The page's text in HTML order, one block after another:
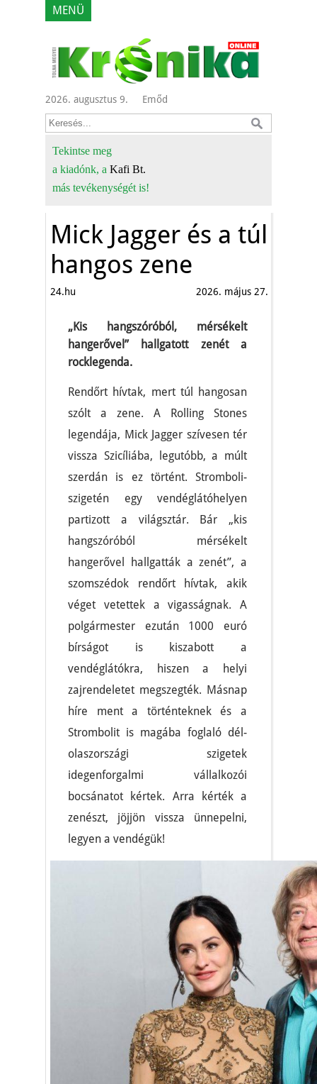
MENÜ
2026. augusztus 9. Emőd
Tekintse meg
a kiadónk, a Kafi Bt.
más tevékenységét is!
Mick Jagger és a túl
hangos zene
24.hu 2026. május 27.
„Kis hangszóróból, mérsékelt
hangerővel” hallgatott zenét a
rocklegenda.
Rendőrt hívtak, mert túl hangosan
szólt a zene. A Rolling Stones
legendája, Mick Jagger szívesen tér
vissza Szicíliába, legutóbb, a múlt
szerdán is ez történt. Stromboli-
szigetén egy vendéglátóhelyen
partizott a világsztár. Bár „kis
hangszóróból mérsékelt
hangerővel hallgatták a zenét”, a
szomszédok rendőrt hívtak, akik
véget vetettek a vigasságnak. A
polgármester ezután 1000 euró
bírságot is kiszabott a
vendéglátókra, hiszen a helyi
zajrendeletet megszegték. Másnap
híre ment a történteknek és a
Strombolit is magába foglaló dél-
olaszországi szigetek
idegenforgalmi vállalkozói
bocsánatot kértek. Arra kérték a
zenészt, jöjjön vissza ünnepelni,
legyen a vendégük!